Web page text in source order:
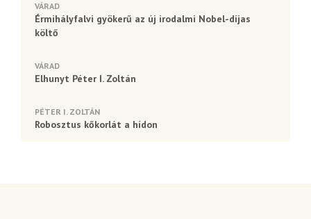
VÁRAD
Érmihályfalvi gyökerű az új irodalmi Nobel-díjas
költő
VÁRAD
Elhunyt Péter I. Zoltán
PÉTER I. ZOLTÁN
Robosztus kőkorlát a hídon